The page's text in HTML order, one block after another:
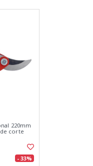
220mm
corte
- 33%